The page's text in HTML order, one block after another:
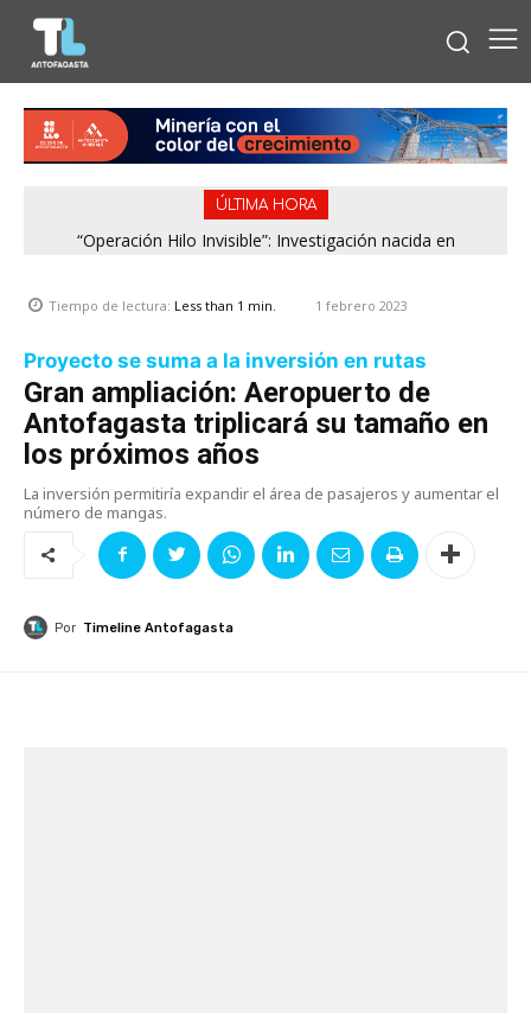
ÚLTIMA HORA
“Operación Hilo Invisible”: Investigación nacida en
Tiempo de lectura: Less than 1 min. 1 febrero 2023
Proyecto se suma a la inversión en rutas
Gran ampliación: Aeropuerto de
Antofagasta triplicará su tamaño en
los próximos años
La inversión permitiría expandir el área de pasajeros y aumentar el
número de mangas.
Por Timeline Antofagasta